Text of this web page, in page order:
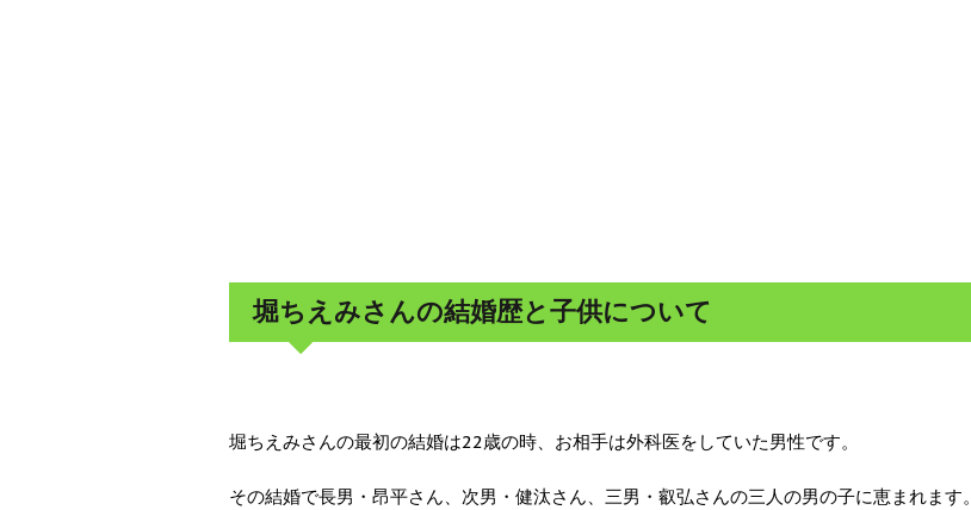
堀ちえみさんの結婚歴と子供について
堀ちえみさんの最初の結婚は22歳の時、お相手は外科医をしていた男性です。
その結婚で長男・昂平さん、次男・健汰さん、三男・叡弘さんの三人の男の子に恵まれます。